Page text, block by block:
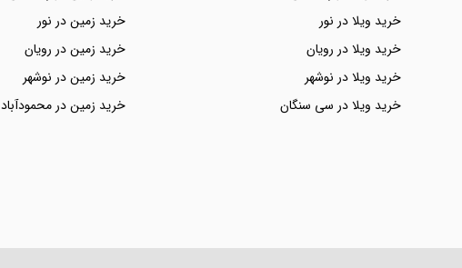
خرید ویلا در نور
خرید ویلا در رویان
خرید ویلا در نوشهر
خرید ویلا در سی سنگان
خرید زمین در نور
خرید زمین در رویان
خرید زمین در نوشهر
خرید زمین در محمودآباد